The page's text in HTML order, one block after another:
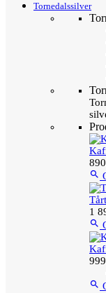
Tornedalssilver

1

